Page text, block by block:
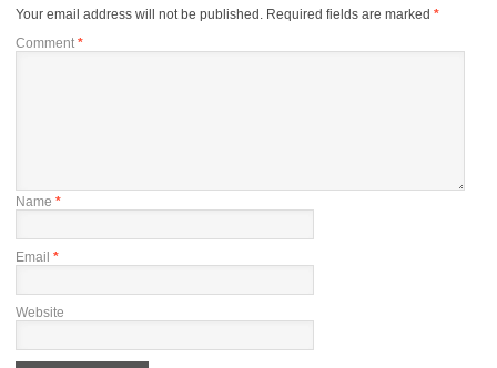
Your email address will not be published. Required fields are marked *
Comment *
Name *
Email *
Website